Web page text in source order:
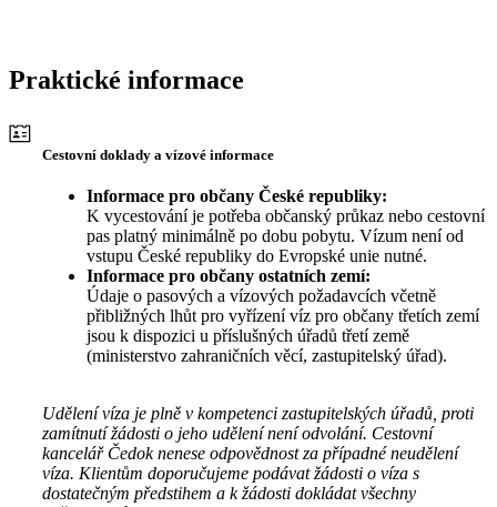
Praktické informace
Cestovní doklady a vízové informace
Informace pro občany České republiky:
K vycestování je potřeba občanský průkaz nebo cestovní
pas platný minimálně po dobu pobytu. Vízum není od
vstupu České republiky do Evropské unie nutné.
Informace pro občany ostatních zemí:
Údaje o pasových a vízových požadavcích včetně
přibližných lhůt pro vyřízení víz pro občany třetích zemí
jsou k dispozici u příslušných úřadů třetí země
(ministerstvo zahraničních věcí, zastupitelský úřad).
Udělení víza je plně v kompetenci zastupitelských úřadů, proti
zamítnutí žádosti o jeho udělení není odvolání. Cestovní
kancelář Čedok nenese odpovědnost za případné neudělení
víza. Klientům doporučujeme podávat žádosti o víza s
dostatečným předstihem a k žádosti dokládat všechny